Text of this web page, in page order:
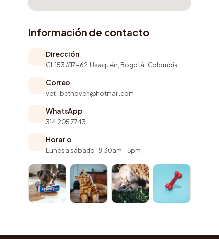
Información de contacto
Dirección
Cl. 153 #17-62, Usaquén, Bogotá · Colombia
Correo
vet_bethoven@hotmail.com
WhatsApp
314 205 7743
Horario
Lunes a sábado · 8:30am – 5pm